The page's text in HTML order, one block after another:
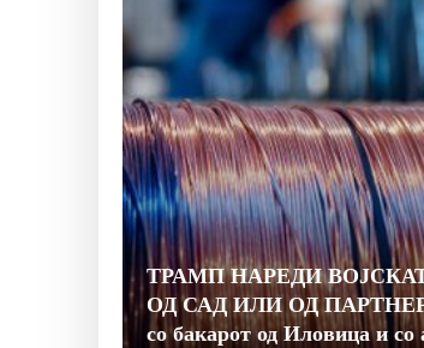
ТРАМП НАРЕДИ
ОД САД ИЛИ ОД
со бакарот од Иловица и со